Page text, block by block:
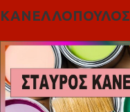
ΚΑΝΕΛΛΟΠΟΥΛΟΣ